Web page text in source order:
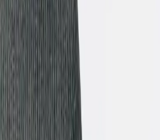
touches his sketchbook
her. He looks at her like
5: Jack sketches. Rose
She's glowing. Warmth on her
she has ever been. Scene 6:
into camera, soft golden
with joy and longing. She
this moment to ever end.
lighting. Film grain. Warm
Consistent faces in every